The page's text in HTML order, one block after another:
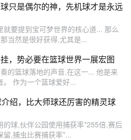
只是偶尔的神，先机球才是永远
要提到宝可梦世界的核心道... 那么
当然是很好获得,尤其是...
，势必要在篮球世界一展宏图
的篮球落地的声音,在这一... 他是来
。 作为一个篮球爱好...
绍，比大师球还厉害的精灵球
球,伙伴公园使用捕获率*255倍,赛后
留,捕虫比赛捕获率*...